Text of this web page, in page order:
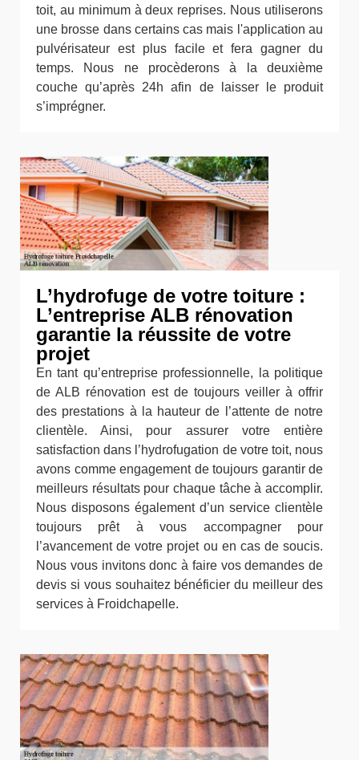
toit, au minimum à deux reprises. Nous utiliserons
une brosse dans certains cas mais l'application au
pulvérisateur est plus facile et fera gagner du
temps. Nous ne procèderons à la deuxième
couche qu’après 24h afin de laisser le produit
s’imprégner.
L’hydrofuge de votre toiture :
L’entreprise ALB rénovation
garantie la réussite de votre
projet
En tant qu’entreprise professionnelle, la politique
de ALB rénovation est de toujours veiller à offrir
des prestations à la hauteur de l’attente de notre
clientèle. Ainsi, pour assurer votre entière
satisfaction dans l’hydrofugation de votre toit, nous
avons comme engagement de toujours garantir de
meilleurs résultats pour chaque tâche à accomplir.
Nous disposons également d’un service clientèle
toujours prêt à vous accompagner pour
l’avancement de votre projet ou en cas de soucis.
Nous vous invitons donc à faire vos demandes de
devis si vous souhaitez bénéficier du meilleur des
services à Froidchapelle.